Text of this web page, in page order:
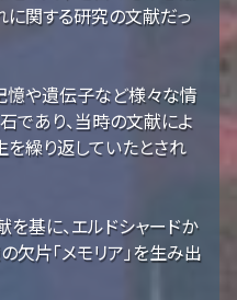
に関する研究の文献だっ
憶や遺伝子など様々な情
であり、当時の文献によ
繰り返していたとされ
基に、エルドシャードか
片「メモリア」を生み出